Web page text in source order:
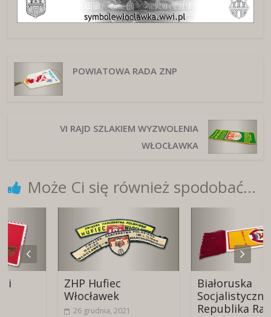
POWIATOWA RADA ZNP
VI RAJD SZLAKIEM WYZWOLENIA
WŁOCŁAWKA
Może Ci się również spodobać...
ZHP Hufiec
Włocławek
26 grudnia, 2021
Białoruska
Socjalistyczna
Republika